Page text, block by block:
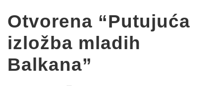
Otvorena “Putujuća
izložba mladih
Balkana”